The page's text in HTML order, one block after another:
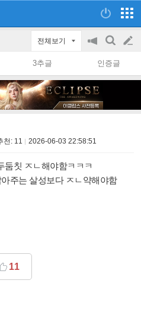
전체보기
공
on/off
검
색
글
쓰
3추글 인증글
천: 11 2026-06-03 22:58:51
둠칫 ㅈㄴ해야함ㅋㅋㅋ
주는 살성보다 ㅈㄴ약해야함
11